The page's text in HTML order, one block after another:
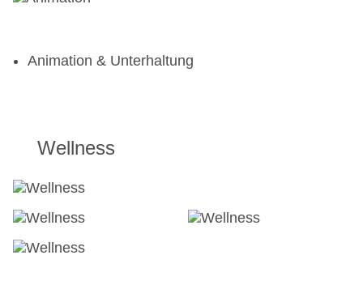
Animation & Unterhaltung
Wellness